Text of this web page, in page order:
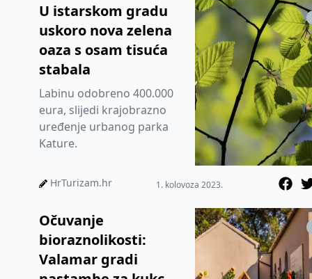
U istarskom gradu
uskoro nova zelena
oaza s osam tisuća
stabala
Labinu odobreno 400.000
eura, slijedi krajobrazno
uređenje urbanog parka
Kature.
HrTurizam.hr 1. kolovoza 2023.
Očuvanje
bioraznolikosti:
Valamar gradi